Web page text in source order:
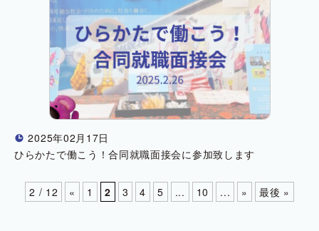
! 2025年02月17日
ひらかたで働こう！合同就職面接会に参加致します
2 / 12 « 1 2 3 4 5 ... 10 ... » 最後 »